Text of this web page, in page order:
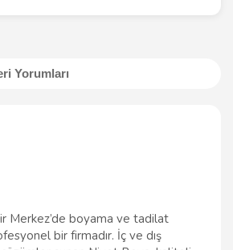
Yorumları
Merkez’de boyama ve tadilat
bir firmadır. İç ve dış